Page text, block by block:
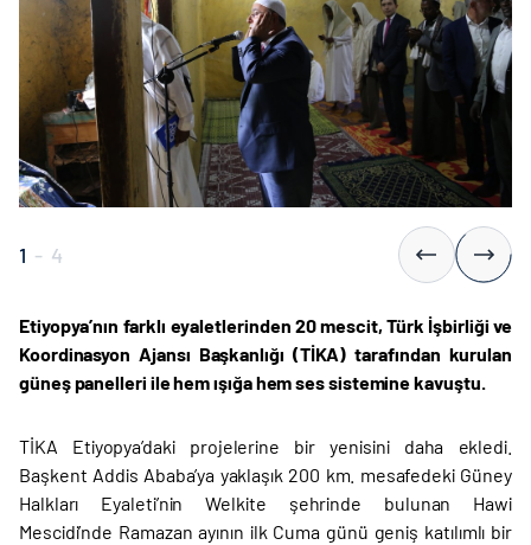
1 - 4
Etiyopya’nın farklı eyaletlerinden 20 mescit, Türk İşbirliği ve
Koordinasyon Ajansı Başkanlığı (TİKA) tarafından kurulan
güneş panelleri ile hem ışığa hem ses sistemine kavuştu.
TİKA Etiyopya’daki projelerine bir yenisini daha ekledi.
Başkent Addis Ababa’ya yaklaşık 200 km. mesafedeki Güney
Halkları Eyaleti’nin Welkite şehrinde bulunan Hawi
Mescidi’nde Ramazan ayının ilk Cuma günü geniş katılımlı bir